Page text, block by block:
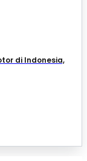
di Indonesia,